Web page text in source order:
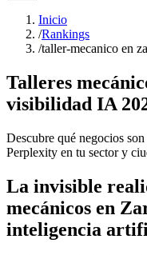
Inicio
/Rankings
/taller-mecanico en
Talleres
visibilidad IA
Descubre qué negocios
Perplexity en tu sector y
La invisible
mecánicos en
inteligencia